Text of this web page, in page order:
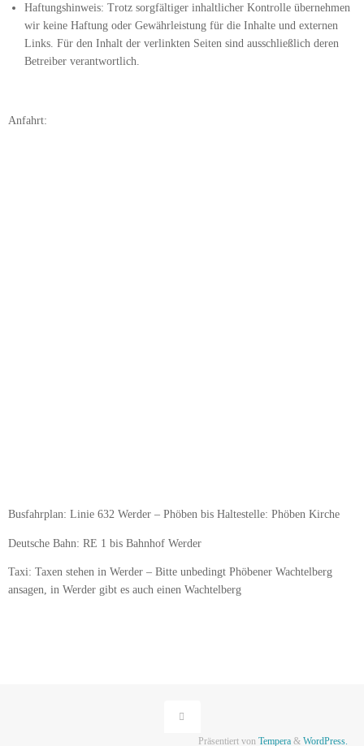
Haftungshinweis: Trotz sorgfältiger inhaltlicher Kontrolle übernehmen
wir keine Haftung oder Gewährleistung für die Inhalte und externen
Links. Für den Inhalt der verlinkten Seiten sind ausschließlich deren
Betreiber verantwortlich.
Anfahrt:
Busfahrplan: Linie 632 Werder – Phöben bis Haltestelle: Phöben Kirche
Deutsche Bahn: RE 1 bis Bahnhof Werder
Taxi: Taxen stehen in Werder – Bitte unbedingt Phöbener Wachtelberg
ansagen, in Werder gibt es auch einen Wachtelberg
Präsentiert von Tempera & WordPress.